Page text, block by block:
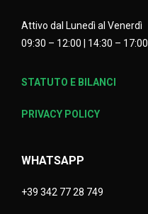
Attivo dal Lunedì al Venerdì
09:30 – 12:00 | 14:30 – 17:00
STATUTO E BILANCI
PRIVACY POLICY
WHATSAPP
+39 342 77 28 749